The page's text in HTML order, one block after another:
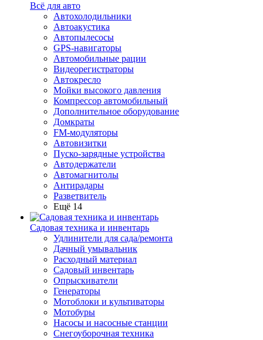
Всё для авто
Автохолодильники
Автоакустика
Автопылесосы
GPS-навигаторы
Автомобильные рации
Видеорегистраторы
Автокресло
Мойки высокого давления
Компрессор автомобильный
Дополнительное оборудование
Домкраты
FM-модуляторы
Автовизитки
Пуско-зарядные устройства
Автодержатели
Автомагнитолы
Антирадары
Разветвитель
Ещё 14
Садовая техника и инвентарь
Удлинители для сада/ремонта
Дачный умывальник
Расходный материал
Садовый инвентарь
Опрыскиватели
Генераторы
Мотоблоки и культиваторы
Мотобуры
Насосы и насосные станции
Снегоуборочная техника